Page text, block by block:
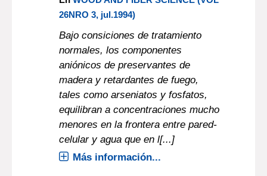
26NRO 3, jul.1994)
Bajo consiciones de tratamiento
normales, los componentes
aniónicos de preservantes de
madera y retardantes de fuego,
tales como arseniatos y fosfatos,
equilibran a concentraciones mucho
menores en la frontera entre pared-
celular y agua que en l[...]
Más información...